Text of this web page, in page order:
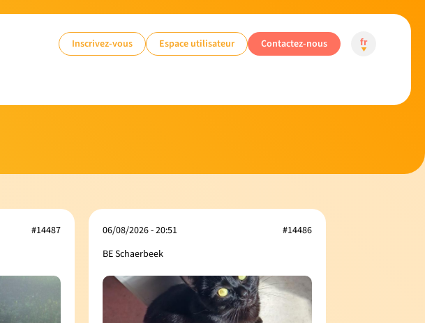
Inscrivez-vous Espace utilisateur Contactez-nous fr
#14487
06/08/2026 - 20:51
BE Schaerbeek
#14486